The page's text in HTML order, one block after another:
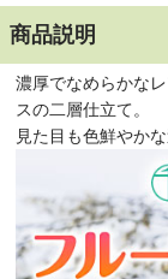
商品説明
濃厚でなめらかな
スの二層仕立て。
見た目も色鮮やか